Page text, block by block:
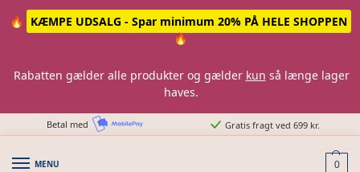
🔥
KÆMPE UDSALG - Spar minimum 20% PÅ HELE SHOPPEN
🔥
Rabatten gælder alle produkter og gælder kun så længe lager
haves.
Betal med Gratis fragt ved 699 kr.
MENU 0